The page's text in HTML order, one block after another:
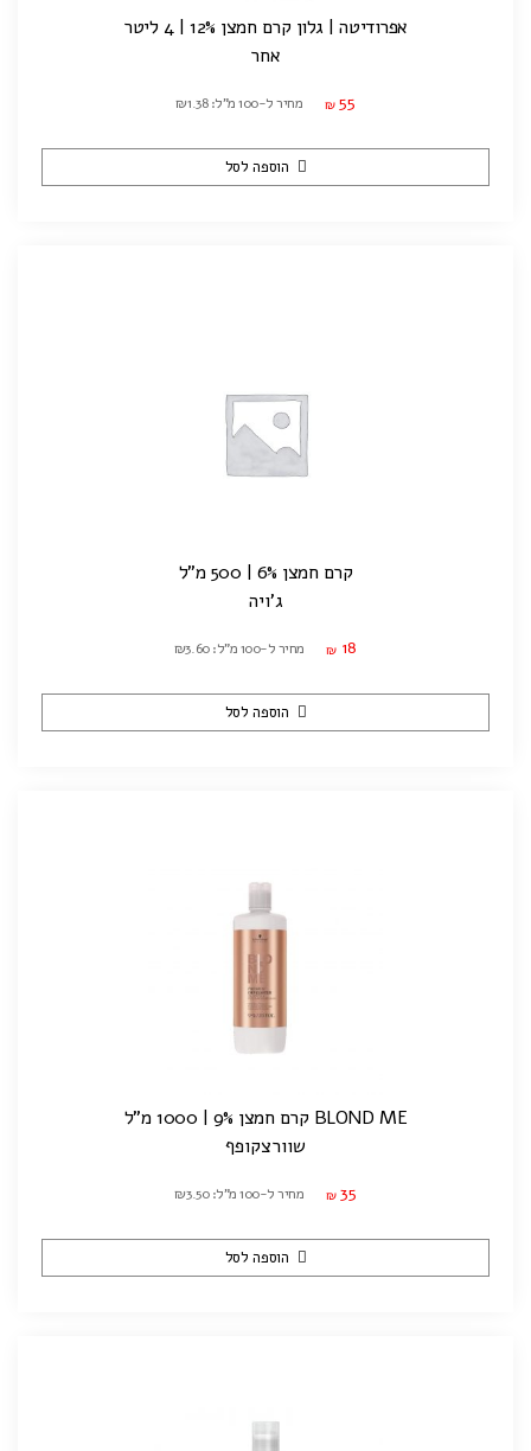
אפרודיטה | גלון קרם חמצן 12% | 4 ליטר
אחר
₪ 55 מחיר ל-100 מ"ל: ₪1.38
הוספה לסל
קרם חמצן 6% | 500 מ"ל
ג'ויה
₪ 18 מחיר ל-100 מ"ל: ₪3.60
הוספה לסל
BLOND ME קרם חמצן 9% | 1000 מ"ל
שוורצקופף
₪ 35 מחיר ל-100 מ"ל: ₪3.50
הוספה לסל